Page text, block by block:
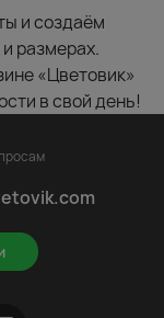
и создаём
размерах.
«Цветовик»
в свой день!